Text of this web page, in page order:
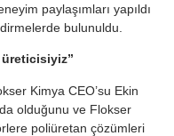
paylaşımları yapıldı
bulunuldu.
Kimya CEO’su Ekin
olduğunu ve Flokser
poliüretan çözümleri